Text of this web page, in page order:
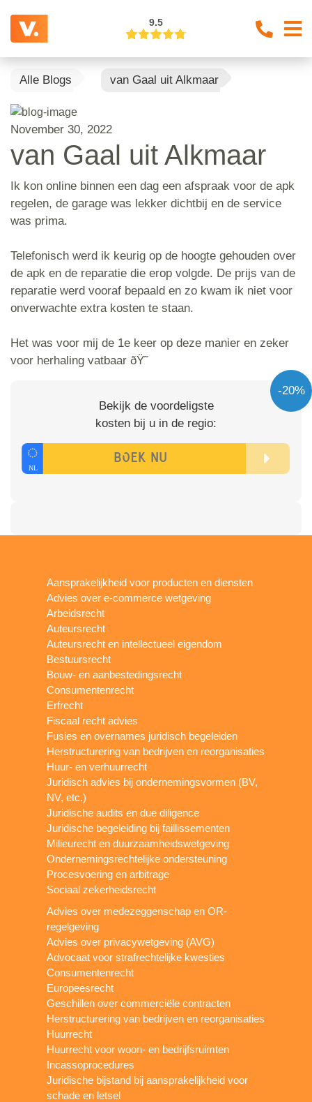
9.5
Alle Blogs van Gaal uit Alkmaar
November 30, 2022
van Gaal uit Alkmaar
Ik kon online binnen een dag een afspraak voor de apk
regelen, de garage was lekker dichtbij en de service
was prima.
Telefonisch werd ik keurig op de hoogte gehouden over
de apk en de reparatie die erop volgde. De prijs van de
reparatie werd vooraf bepaald en zo kwam ik niet voor
onverwachte extra kosten te staan.
Het was voor mij de 1e keer op deze manier en zeker
voor herhaling vatbaar ðŸ˜
-20%
Bekijk de voordeligste
kosten bij u in de regio:
Aansprakelijkheid voor producten en diensten
Advies over e-commerce wetgeving
Arbeidsrecht
Auteursrecht
Auteursrecht en intellectueel eigendom
Bestuursrecht
Bouw- en aanbestedingsrecht
Consumentenrecht
Erfrecht
Fiscaal recht advies
Fusies en overnames juridisch begeleiden
Herstructurering van bedrijven en reorganisaties
Huur- en verhuurrecht
Juridisch advies bij ondernemingsvormen (BV,
NV, etc.)
Juridische audits en due diligence
Juridische begeleiding bij faillissementen
Milieurecht en duurzaamheidswetgeving
Ondernemingsrechtelijke ondersteuning
Procesvoering en arbitrage
Sociaal zekerheidsrecht
Advies over medezeggenschap en OR-
regelgeving
Advies over privacywetgeving (AVG)
Advocaat voor strafrechtelijke kwesties
Consumentenrecht
Europeesrecht
Geschillen over commerciële contracten
Herstructurering van bedrijven en reorganisaties
Huurrecht
Huurrecht voor woon- en bedrijfsruimten
Incassoprocedures
Juridische bijstand bij aansprakelijkheid voor
schade en letsel